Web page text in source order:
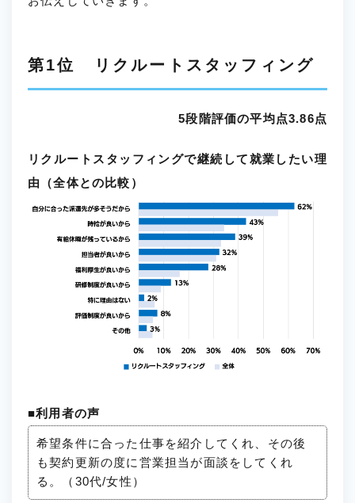
第1位 リクルートスタッフィング
5段階評価の平均点3.86点
リクルートスタッフィングで継続して就業したい理
由（全体との比較）
■利用者の声
希望条件に合った仕事を紹介してくれ、その後
も契約更新の度に営業担当が面談をしてくれ
る。（30代/女性）